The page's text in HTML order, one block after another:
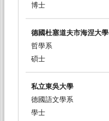
博士
德國杜塞道夫市海涅大學
哲學系
碩士
私立東吳大學
德國語文學系
學士